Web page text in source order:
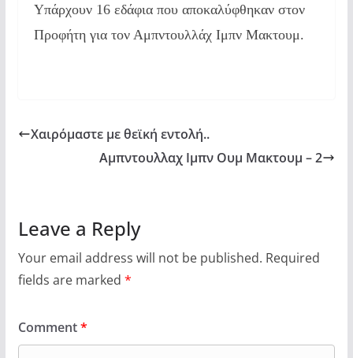
Υπάρχουν 16 εδάφια που αποκαλύφθηκαν στον
Προφήτη για τον Αμπντουλλάχ Ιμπν Μακτουμ.
Χαιρόμαστε με θεϊκή εντολή..
Αμπντουλλαχ Ιμπν Ουμ Μακτουμ – 2
Leave a Reply
Your email address will not be published. Required
fields are marked *
Comment*